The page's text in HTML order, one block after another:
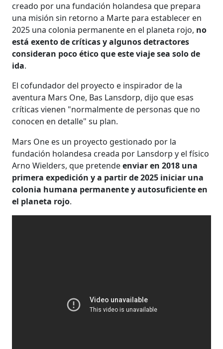
creado por una fundación holandesa que prepara
una misión sin retorno a Marte para establecer en
2025 una colonia permanente en el planeta rojo, no
está exento de críticas y algunos detractores
consideran poco ético que este viaje sea solo de
ida.
El cofundador del proyecto e inspirador de la
aventura Mars One, Bas Lansdorp, dijo que esas
críticas vienen "normalmente de personas que no
conocen en detalle" su plan.
Mars One es un proyecto gestionado por la
fundación holandesa creada por Lansdorp y el físico
Arno Wielders, que pretendeenviar en 2018 una
primera expedición y a partir de 2025 iniciar una
colonia humana permanente y autosuficiente en
el planeta rojo.